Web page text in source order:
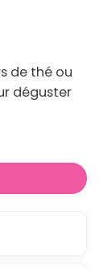
de thé ou
déguster